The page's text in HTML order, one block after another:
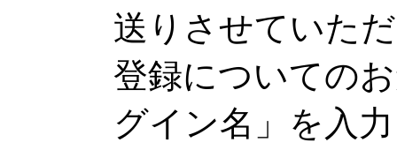
送りさせていた
登録についての
グイン名」を入